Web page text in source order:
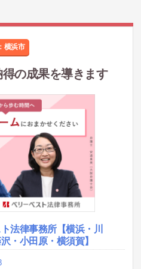
横浜市
の成果を導きます
法律事務所【横浜・川
・小田原・横須賀】